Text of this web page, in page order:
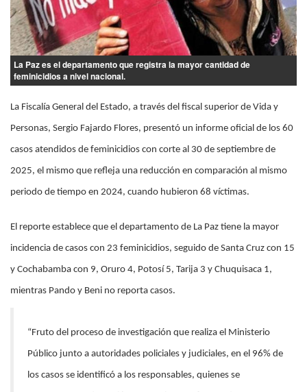
La Paz es el departamento que registra la mayor cantidad de
feminicidios a nivel nacional.
La Fiscalía General del Estado, a través del fiscal superior de Vida y
Personas, Sergio Fajardo Flores, presentó un informe oficial de los 60
casos atendidos de feminicidios con corte al 30 de septiembre de
2025, el mismo que refleja una reducción en comparación al mismo
periodo de tiempo en 2024, cuando hubieron 68 víctimas.
El reporte establece que el departamento de La Paz tiene la mayor
incidencia de casos con 23 feminicidios, seguido de Santa Cruz con 15
y Cochabamba con 9, Oruro 4, Potosí 5, Tarija 3 y Chuquisaca 1,
mientras Pando y Beni no reporta casos.
“Fruto del proceso de investigación que realiza el Ministerio
Público junto a autoridades policiales y judiciales, en el 96% de
los casos se identificó a los responsables, quienes se